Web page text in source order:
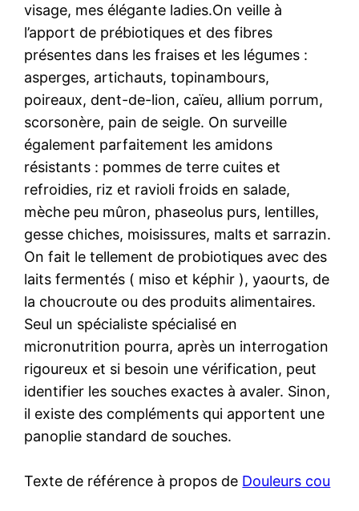
visage, mes élégante ladies.On veille à
l’apport de prébiotiques et des fibres
présentes dans les fraises et les légumes :
asperges, artichauts, topinambours,
poireaux, dent-de-lion, caïeu, allium porrum,
scorsonère, pain de seigle. On surveille
également parfaitement les amidons
résistants : pommes de terre cuites et
refroidies, riz et ravioli froids en salade,
mèche peu mûron, phaseolus purs, lentilles,
gesse chiches, moisissures, malts et sarrazin.
On fait le tellement de probiotiques avec des
laits fermentés ( miso et képhir ), yaourts, de
la choucroute ou des produits alimentaires.
Seul un spécialiste spécialisé en
micronutrition pourra, après un interrogation
rigoureux et si besoin une vérification, peut
identifier les souches exactes à avaler. Sinon,
il existe des compléments qui apportent une
panoplie standard de souches.
Texte de référence à propos de Douleurs cou